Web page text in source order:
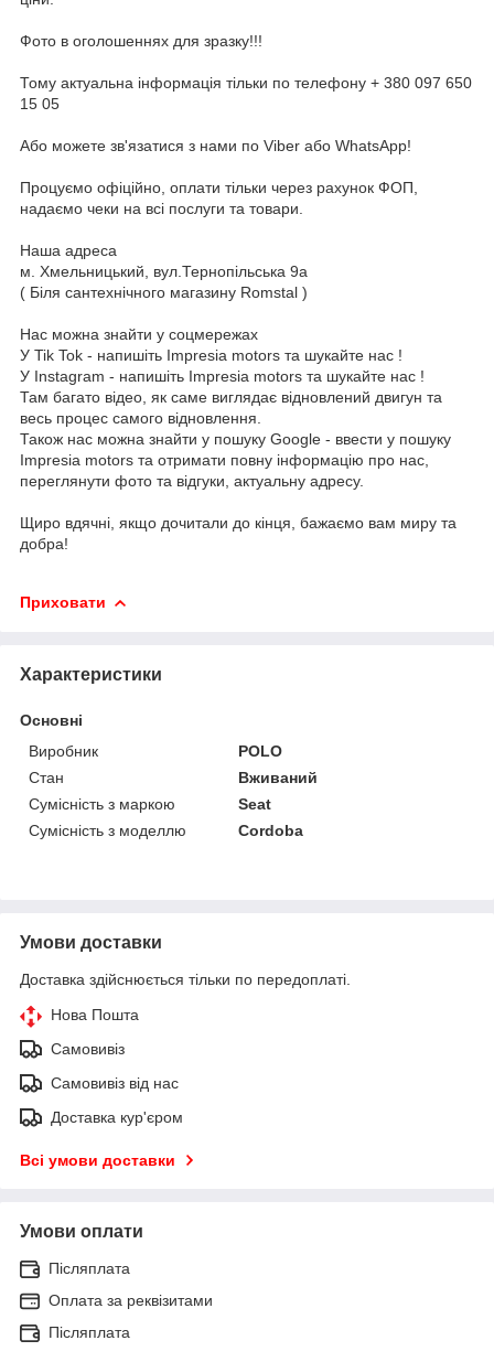
Фото в оголошеннях для зразку!!!
Тому актуальна інформація тільки по телефону + 380 097 650
15 05
Або можете зв'язатися з нами по Viber або WhatsApp!
Процуємо офіційно, оплати тільки через рахунок ФОП,
надаємо чеки на всі послуги та товари.
Наша адреса
м. Хмельницький, вул.Тернопільська 9а
( Біля сантехнічного магазину Romstal )
Нас можна знайти у соцмережах
У Tik Tok - напишіть Impresia motors та шукайте нас !
У Instagram - напишіть Impresia motors та шукайте нас !
Там багато відео, як саме виглядає відновлений двигун та
весь процес самого відновлення.
Також нас можна знайти у пошуку Google - ввести у пошуку
Impresia motors та отримати повну інформацію про нас,
переглянути фото та відгуки, актуальну адресу.
Щиро вдячні, якщо дочитали до кінця, бажаємо вам миру та
добра!
Приховати
Характеристики
Основні
Виробник
POLO
Стан
Вживаний
Сумісність з маркою
Seat
Сумісність з моделлю
Cordoba
Умови доставки
Доставка здійснюється тільки по передоплаті.
Нова Пошта
Самовивіз
Самовивіз від нас
Доставка кур'єром
Всі умови доставки
Умови оплати
Післяплата
Оплата за реквізитами
Післяплата